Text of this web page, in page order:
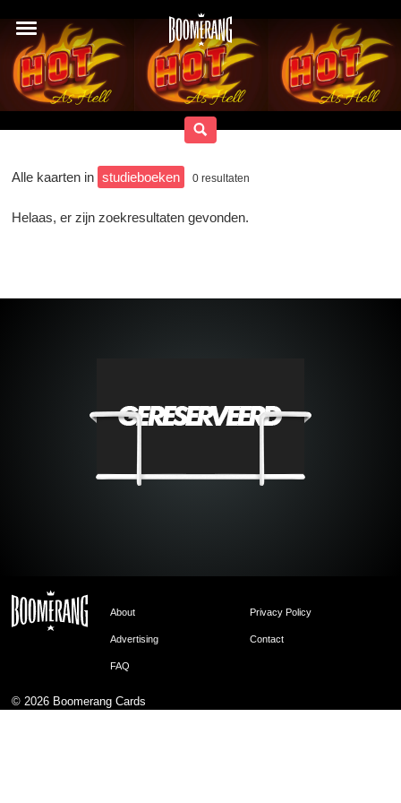
Alle kaarten in studieboeken 0 resultaten
Helaas, er zijn zoekresultaten gevonden.
About Privacy Policy
Advertising Contact
FAQ
© 2026 Boomerang Cards